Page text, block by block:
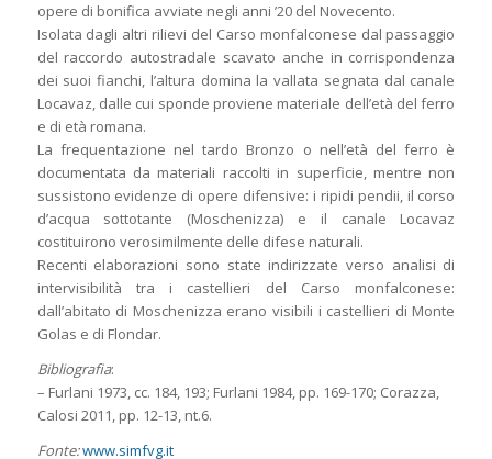
opere di bonifica avviate negli anni ’20 del Novecento.
Isolata dagli altri rilievi del Carso monfalconese dal passaggio
del raccordo autostradale scavato anche in corrispondenza
dei suoi fianchi, l’altura domina la vallata segnata dal canale
Locavaz, dalle cui sponde proviene materiale dell’età del ferro
e di età romana.
La frequentazione nel tardo Bronzo o nell’età del ferro è
documentata da materiali raccolti in superficie, mentre non
sussistono evidenze di opere difensive: i ripidi pendii, il corso
d’acqua sottotante (Moschenizza) e il canale Locavaz
costituirono verosimilmente delle difese naturali.
Recenti elaborazioni sono state indirizzate verso analisi di
intervisibilità tra i castellieri del Carso monfalconese:
dall’abitato di Moschenizza erano visibili i castellieri di Monte
Golas e di Flondar.
Bibliografia:
– Furlani 1973, cc. 184, 193; Furlani 1984, pp. 169-170; Corazza,
Calosi 2011, pp. 12-13, nt.6.
Fonte:www.simfvg.it